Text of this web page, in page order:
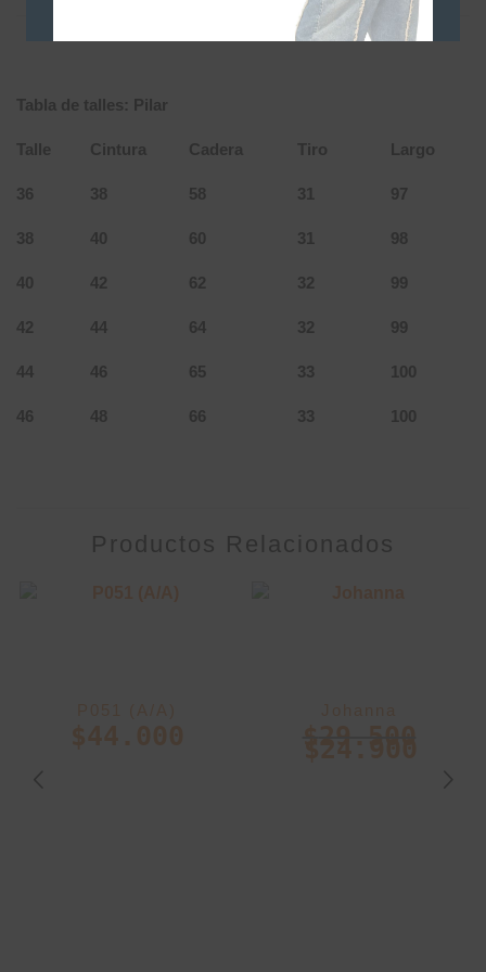
Tabla de talles: Pilar
Talle Cintura Cadera Tiro Largo
36 38 58 31 97
38 40 60 31 98
40 42 62 32 99
42 44 64 32 99
44 46 65 33 100
46 48 66 33 100
Productos Relacionados